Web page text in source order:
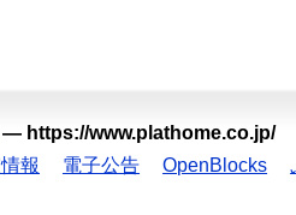
— https://www.plathome.co.jp/
報 電子公告 OpenBlocks